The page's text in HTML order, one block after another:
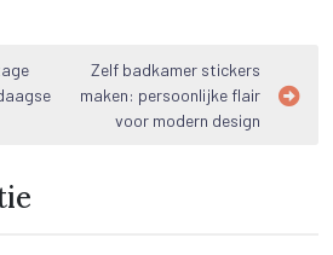
Zelf badkamer stickers
maken: persoonlijke flair
voor modern design